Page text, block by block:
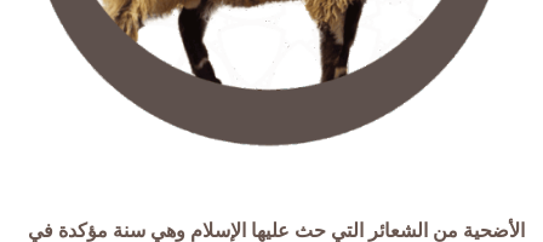
الأضحية من الشعائر التي حث عليها الإسلام وهي سنة مؤكدة في